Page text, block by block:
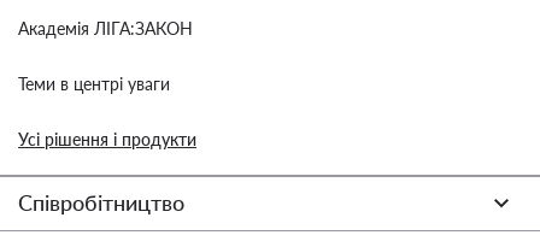
Академія ЛІГА:ЗАКОН
Теми в центрі уваги
Усі рішення і продукти
Співробітництво